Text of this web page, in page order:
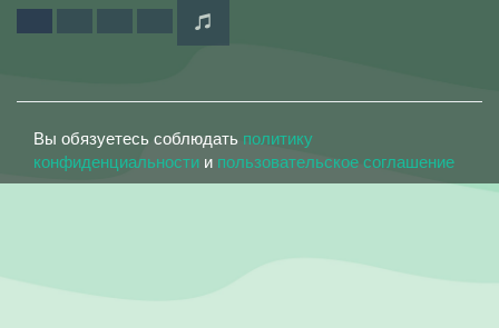
Вы обязуетесь соблюдать политику
конфиденциальности и пользовательское соглашение